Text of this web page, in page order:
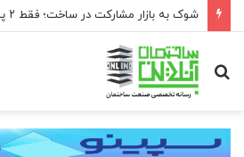
جستجو
برای